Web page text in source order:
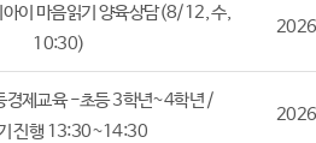
이 마음읽기 양육상담(8/12, 수,
10:30)
제교육 -초등 3학년~4학년 /
진행 13:30~14:30